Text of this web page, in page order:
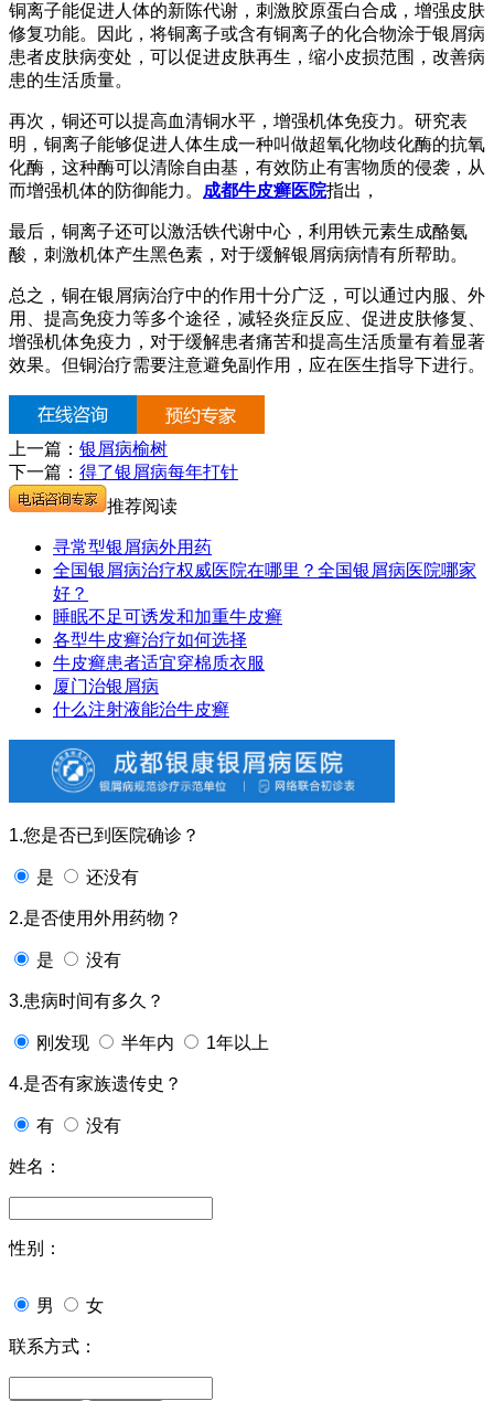
铜离子能促进人体的新陈代谢，刺激胶原蛋白合成，增强皮肤
修复功能。因此，将铜离子或含有铜离子的化合物涂于银屑病
患者皮肤病变处，可以促进皮肤再生，缩小皮损范围，改善病
患的生活质量。
再次，铜还可以提高血清铜水平，增强机体免疫力。研究表
明，铜离子能够促进人体生成一种叫做超氧化物歧化酶的抗氧
化酶，这种酶可以清除自由基，有效防止有害物质的侵袭，从
而增强机体的防御能力。 成都牛皮癣医院指出，
最后，铜离子还可以激活铁代谢中心，利用铁元素生成酪氨
酸，刺激机体产生黑色素，对于缓解银屑病病情有所帮助。
总之，铜在银屑病治疗中的作用十分广泛，可以通过内服、外
用、提高免疫力等多个途径，减轻炎症反应、促进皮肤修复、
增强机体免疫力，对于缓解患者痛苦和提高生活质量有着显著
效果。但铜治疗需要注意避免副作用，应在医生指导下进行。
上一篇： 银屑病榆树
下一篇： 得了银屑病每年打针
推荐阅读
寻常型银屑病外用药
全国银屑病治疗权威医院在哪里？全国银屑病医院哪家
好？
睡眠不足可诱发和加重牛皮癣
各型牛皮癣治疗如何选择
牛皮癣患者适宜穿棉质衣服
厦门治银屑病
什么注射液能治牛皮癣
1.您是否已到医院确诊？
是 还没有
2.是否使用外用药物？
是 没有
3.患病时间有多久？
刚发现 半年内 1年以上
4.是否有家族遗传史？
有 没有
姓名：
性别：
男 女
联系方式：